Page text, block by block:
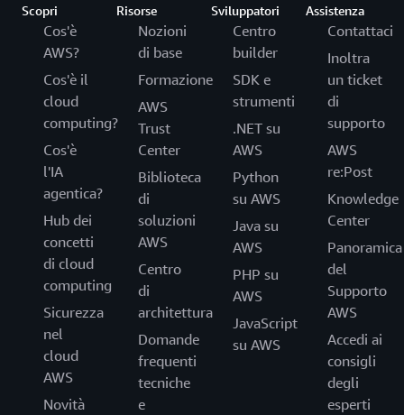
Scopri
Cos'è
AWS?
Cos'è il
cloud
computing?
Cos'è
l'IA
agentica?
Hub dei
concetti
di cloud
computing
Sicurezza
nel
cloud
AWS
Novità
Risorse
Nozioni
di base
Formazione
AWS
Trust
Center
Biblioteca
di
soluzioni
AWS
Centro
di
architettura
Domande
frequenti
tecniche
e
Sviluppatori
Centro
builder
SDK e
strumenti
.NET su
AWS
Python
su AWS
Java su
AWS
PHP su
AWS
JavaScript
su AWS
Assistenza
Contattaci
Inoltra
un ticket
di
supporto
AWS
re:Post
Knowledge
Center
Panoramica
del
Supporto
AWS
Accedi ai
consigli
degli
esperti